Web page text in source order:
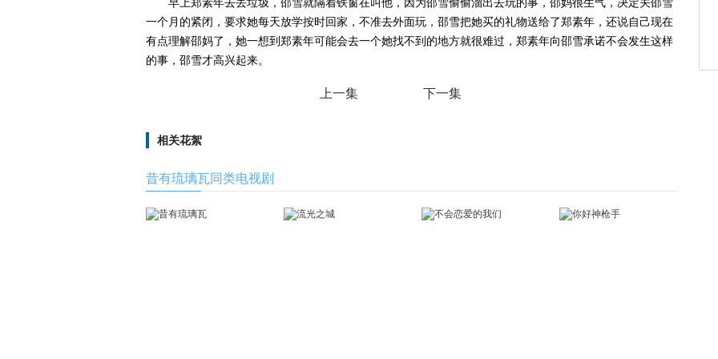
一个月的紧闭，要求她每天放学按时回家，不准去外面玩，邵雪把她买的礼物送给了郑素年，还说自己现在
有点理解邵妈了，她一想到郑素年可能会去一个她找不到的地方就很难过，郑素年向邵雪承诺不会发生这样
的事，邵雪才高兴起来。
上一集 下一集
相关花絮
昔有琉璃瓦同类电视剧